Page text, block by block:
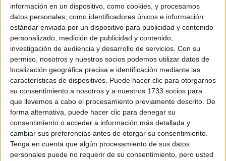
información en un dispositivo, como cookies, y procesamos
datos personales, como identificadores únicos e información
estándar enviada por un dispositivo para publicidad y contenido
personalizado, medición de publicidad y contenido,
investigación de audiencia y desarrollo de servicios. Con su
permiso, nosotros y nuestros socios podemos utilizar datos de
localización geográfica precisa e identificación mediante las
características de dispositivos. Puede hacer clic para otorgarnos
su consentimiento a nosotros y a nuestros 1733 socios para
que llevemos a cabo el procesamiento previamente descrito. De
forma alternativa, puede hacer clic para denegar su
consentimiento o acceder a información más detallada y
cambiar sus preferencias antes de otorgar su consentimiento.
Tenga en cuenta que algún procesamiento de sus datos
personales puede no requerir de su consentimiento, pero usted
5th jun 2009
Dale tiempo
Hola! Respecto a la duda sobre arquitectura, te puedo decir que
no te eche para tras la crisis inmobiliaria que hay ahora, porque
eso es como una noria. Hace unos mese mi curso y yo fuimos a
la universidad de navarra a visitarla y a que nos explicasen un
poco la carrera en la que estabamos interesados. Por aquel
entonces yo estaba interesado en hacer arquitectura, y por eso
me fui a la facultad de arquitectura, y la pregunta que hice fue la